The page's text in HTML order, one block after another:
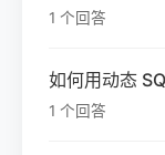
1 个回答
如何用动态
1 个回答